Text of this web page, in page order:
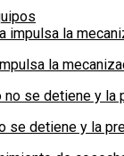
la
se detiene y la